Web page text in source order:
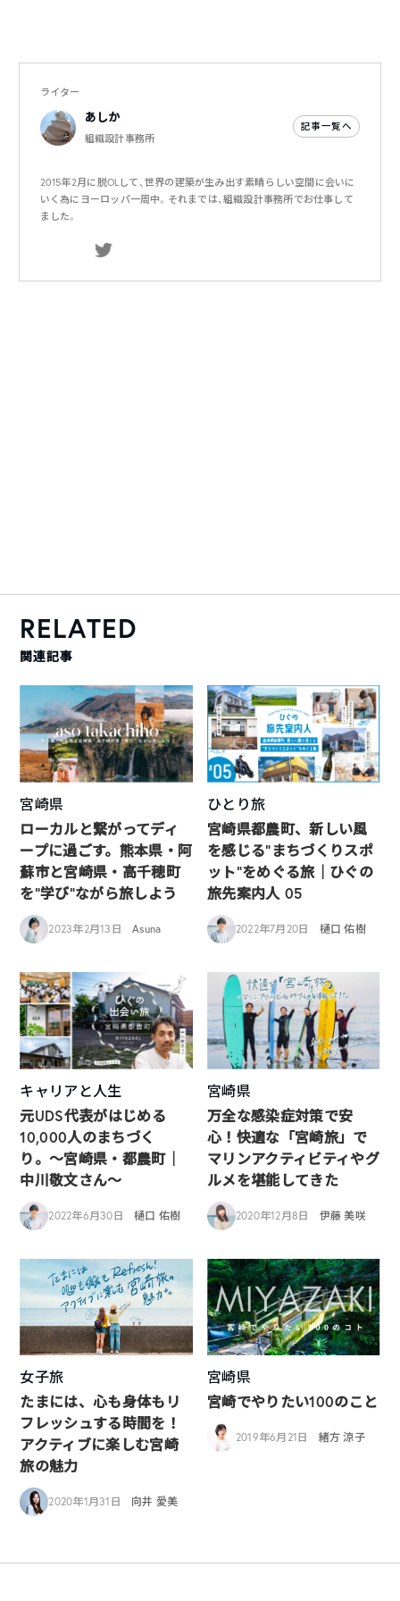
ライター
あしか
組織設計事務所
記事一覧へ
2015年2月に脱OLして、世界の建築が生み出す素晴らしい空間に会いに
いく為にヨーロッパ一周中。それまでは、組織設計事務所でお仕事して
ました。
RELATED
関連記事
宮崎県
ローカルと繋がってディ
ープに過ごす。熊本県・阿
蘇市と宮崎県・高千穂町
を“学び”ながら旅しよう
2023年2月13日 Asuna
ひとり旅
宮崎県都農町、新しい風
を感じる”まちづくりスポ
ット”をめぐる旅｜ひぐの
旅先案内人 05
2022年7月20日 樋口 佑樹
キャリアと人生
元UDS代表がはじめる
10,000人のまちづく
り。〜宮崎県・都農町｜
中川敬文さん〜
2022年6月30日 樋口 佑樹
宮崎県
万全な感染症対策で安
心！快適な「宮崎旅」で
マリンアクティビティやグ
ルメを堪能してきた
2020年12月8日 伊藤 美咲
女子旅
たまには、心も身体もリ
フレッシュする時間を！
アクティブに楽しむ宮崎
旅の魅力
2020年1月31日 向井 愛美
宮崎県
宮崎でやりたい100のこと
2019年6月21日 緒方 涼子